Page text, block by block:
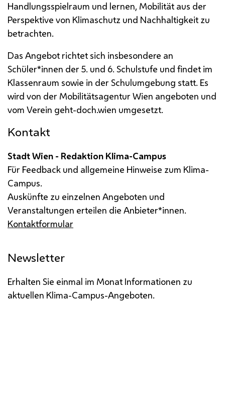
Handlungsspielraum und lernen, Mobilität aus der
Perspektive von Klimaschutz und Nachhaltigkeit zu
betrachten.
Das Angebot richtet sich insbesondere an
Schüler*innen der 5. und 6. Schulstufe und findet im
Klassenraum sowie in der Schulumgebung statt. Es
wird von der Mobilitätsagentur Wien angeboten und
vom Verein geht-doch.wien umgesetzt.
Kontakt
Stadt Wien - Redaktion Klima-Campus
Für Feedback und allgemeine Hinweise zum Klima-
Campus.
Auskünfte zu einzelnen Angeboten und
Veranstaltungen erteilen die Anbieter*innen.
Kontaktformular
Newsletter
Erhalten Sie einmal im Monat Informationen zu
aktuellen Klima-Campus-Angeboten.